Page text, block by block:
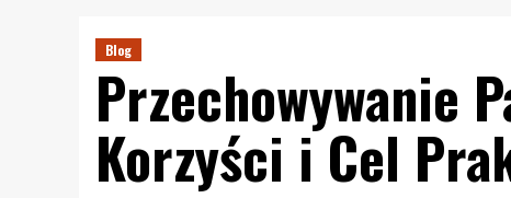
Blog
Przechowywanie
Korzyści i Cel